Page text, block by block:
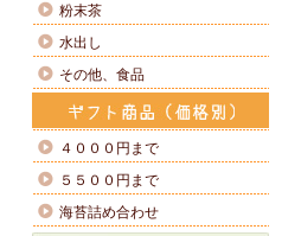
粉末茶
水出し
その他、食品
４０００円まで
５５００円まで
海苔詰め合わせ